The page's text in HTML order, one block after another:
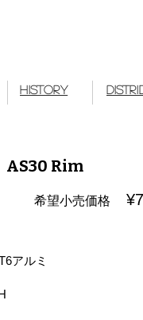
History
AS30 Rim
希望小売価格
アルミ